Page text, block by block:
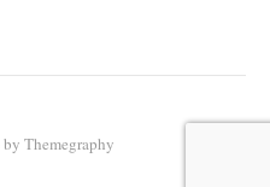
by Themegraphy